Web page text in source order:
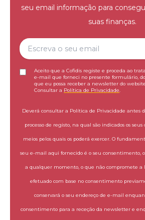
seu email informação para
suas finanças.
Aceito que a Cofidis registe e proceda ao
e-mail que forneci no presente formulário,
que eu possa receber a newsletter do website
Consultar a Política de Privacidade
Deverá consultar a Política de Privacidade antes
processo de registo, na qual são indicados os seus
meios pelos quais os poderá exercer. O
seu e-mail aqui fornecido é o seu consentimento,
a qualquer momento, o que não compromete
efetuado com base no consentimento
conservará o seu endereço de e-mail
consentimento para a receção da newsletter e